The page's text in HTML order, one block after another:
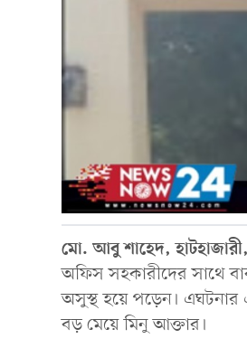
মো. আবু শাহেদ, হাটহাজারী,
অফিস সহকারীদের সাথে
অসুস্থ হয়ে পড়েন। এঘটনার
বড় মেয়ে মিনু আক্তার।